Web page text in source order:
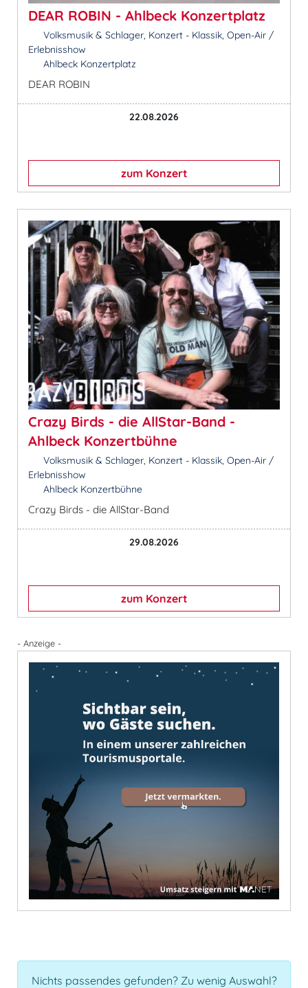
DEAR ROBIN - Ahlbeck Konzertplatz
Volksmusik & Schlager, Konzert - Klassik, Open-Air /
Erlebnisshow
Ahlbeck Konzertplatz
DEAR ROBIN
22.08.2026
zum Konzert
Crazy Birds - die AllStar-Band -
Ahlbeck Konzertbühne
Volksmusik & Schlager, Konzert - Klassik, Open-Air /
Erlebnisshow
Ahlbeck Konzertbühne
Crazy Birds - die AllStar-Band
29.08.2026
zum Konzert
- Anzeige -
Nichts passendes gefunden? Zu wenig Auswahl?